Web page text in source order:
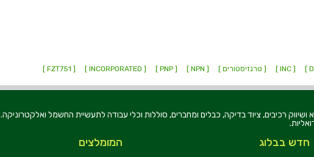
[ INC ] [ טרנזיסטורים ] [ NPN ]
[ PNP ]
[ INCORPORATED ]
[ FZT751 ]
הינה מובילה ארצית בתחום יבוא ושיווק רכיבים, ציוד בדיקה, כבלים ומחברים, סוללות וכלי עבודה לתעשיית החשמל ואלקטרוניקה.
המומלצים חדש בבלוג